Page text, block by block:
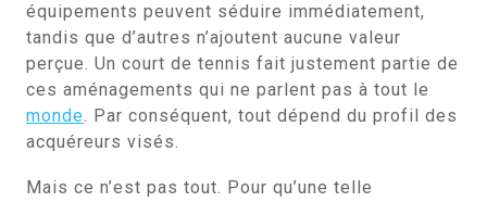
équipements peuvent séduire immédiatement,
tandis que d’autres n’ajoutent aucune valeur
perçue. Un court de tennis fait justement partie de
ces aménagements qui ne parlent pas à tout le
monde. Par conséquent, tout dépend du profil des
acquéreurs visés.
Mais ce n’est pas tout. Pour qu’une telle